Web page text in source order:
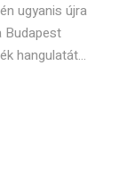
ugyanis újra
Budapest
hangulatát...